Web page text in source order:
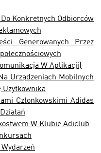
Konkretnych Odbiorców
Generowanych Przez
W Aplikacji)
Urządzeniach Mobilnych
Użytkownika
Członkowskimi Adidas
W Klubie Adiclub